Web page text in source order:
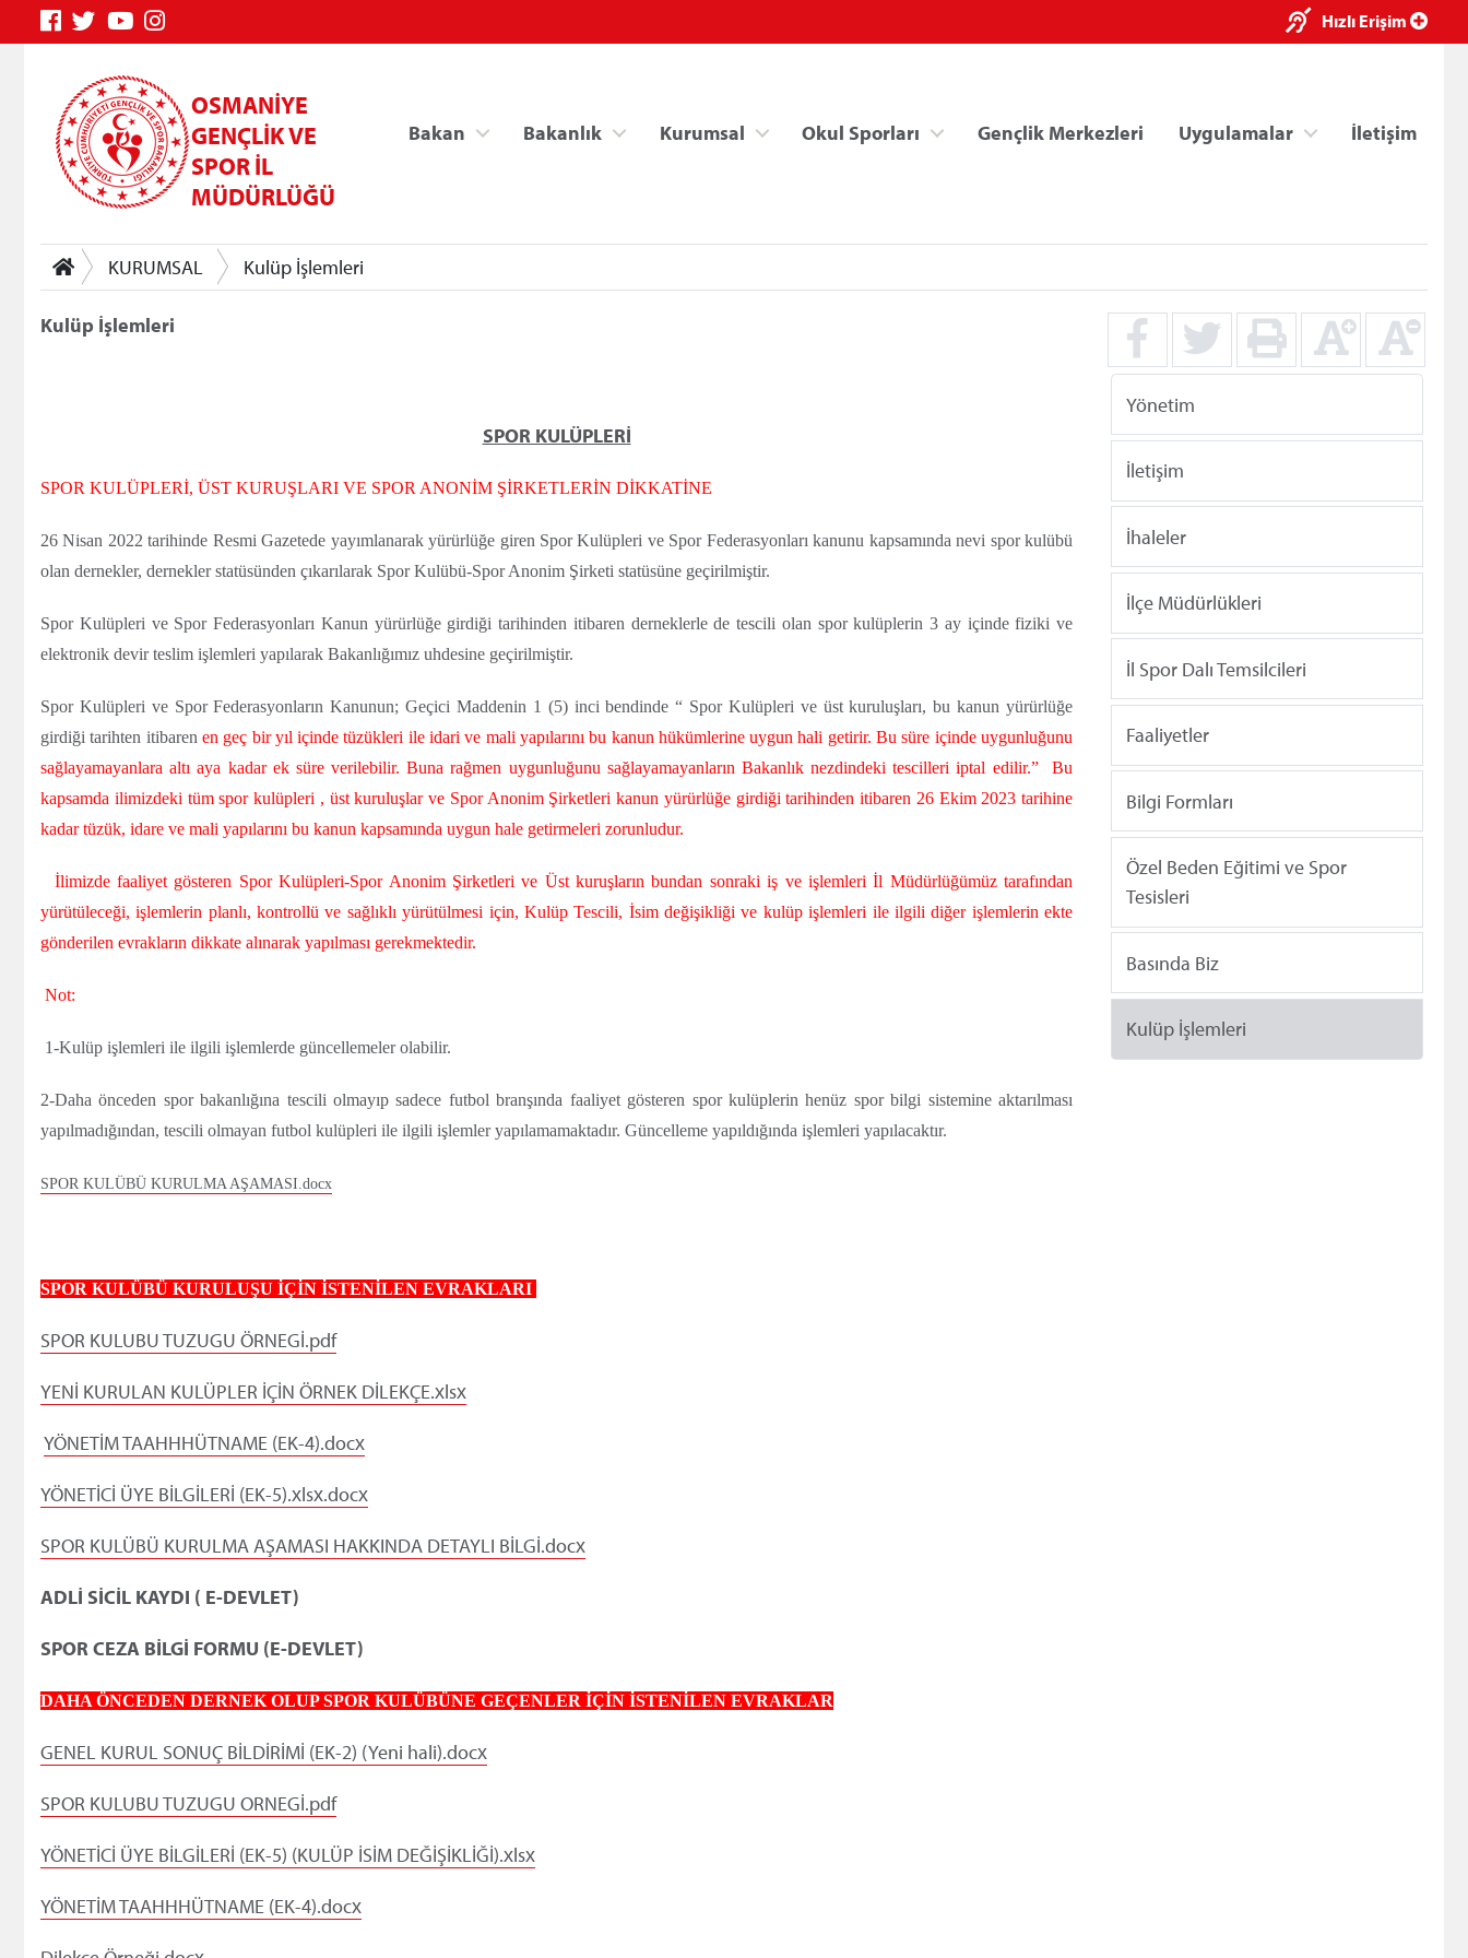
Hızlı Erişim
OSMANİYE
GENÇLİK VE
SPOR İL
MÜDÜRLÜĞÜ
Bakan Bakanlık Kurumsal Okul Sporları Gençlik Merkezleri Uygulamalar İletişim
KURUMSAL Kulüp İşlemleri
Kulüp İşlemleri
SPOR KULÜPLERİ
SPOR KULÜPLERİ, ÜST KURUŞLARI VE SPOR ANONİM ŞİRKETLERİN DİKKATİNE
26 Nisan 2022 tarihinde Resmi Gazetede yayımlanarak yürürlüğe giren Spor Kulüpleri ve Spor Federasyonları kanunu kapsamında nevi spor kulübü
olan dernekler, dernekler statüsünden çıkarılarak Spor Kulübü-Spor Anonim Şirketi statüsüne geçirilmiştir.
Spor Kulüpleri ve Spor Federasyonları Kanun yürürlüğe girdiği tarihinden itibaren derneklerle de tescili olan spor kulüplerin 3 ay içinde fiziki ve
elektronik devir teslim işlemleri yapılarak Bakanlığımız uhdesine geçirilmiştir.
Spor Kulüpleri ve Spor Federasyonların Kanunun; Geçici Maddenin 1 (5) inci bendinde “ Spor Kulüpleri ve üst kuruluşları, bu kanun yürürlüğe
girdiği tarihten itibaren en geç bir yıl içinde tüzükleri ile idari ve mali yapılarını bu kanun hükümlerine uygun hali getirir. Bu süre içinde uygunluğunu
sağlayamayanlaraaltı aya kadar ek süre verilebilir. Buna rağmen uygunluğunu sağlayamayanların Bakanlık nezdindeki tescilleri iptal edilir.” Bu
kapsamda ilimizdeki tüm spor kulüpleri , üst kuruluşlar ve Spor Anonim Şirketleri kanun yürürlüğe girdiği tarihinden itibaren 26 Ekim 2023 tarihine
kadar tüzük, idare ve mali yapılarını bu kanun kapsamında uygun hale getirmeleri zorunludur.
İlimizde faaliyet gösteren Spor Kulüpleri-Spor Anonim Şirketleri ve Üst kuruşların bundan sonraki iş ve işlemleri İl Müdürlüğümüz tarafından
yürütüleceği, işlemlerin planlı, kontrollü ve sağlıklı yürütülmesi için, Kulüp Tescili, İsim değişikliği ve kulüp işlemleri ile ilgili diğer işlemlerin ekte
gönderilen evrakların dikkate alınarak yapılması gerekmektedir.
Not:
1-Kulüp işlemleri ile ilgili işlemlerde güncellemeler olabilir.
2-Daha önceden spor bakanlığına tescili olmayıp sadece futbol branşında faaliyet gösteren spor kulüplerin henüz spor bilgi sistemine aktarılması
yapılmadığından, tescili olmayan futbol kulüpleri ile ilgili işlemler yapılamamaktadır. Güncelleme yapıldığında işlemleri yapılacaktır.
SPOR KULÜBÜ KURULMA AŞAMASI.docx
SPOR KULÜBÜ KURULUŞU İÇİN İSTENİLEN EVRAKLARI
SPOR KULUBU TUZUGU ÖRNEGİ.pdf
YENİ KURULAN KULÜPLER İÇİN ÖRNEK DİLEKÇE.xlsx
YÖNETİM TAAHHHÜTNAME (EK-4).docx
YÖNETİCİ ÜYE BİLGİLERİ (EK-5).xlsx.docx
SPOR KULÜBÜ KURULMA AŞAMASI HAKKINDA DETAYLI BİLGİ.docx
ADLİ SİCİL KAYDI ( E-DEVLET)
SPOR CEZA BİLGİ FORMU (E-DEVLET)
DAHA ÖNCEDEN DERNEK OLUP SPOR KULÜBÜNE GEÇENLER İÇİN İSTENİLEN EVRAKLAR
GENEL KURUL SONUÇ BİLDİRİMİ (EK-2) (Yeni hali).docx
SPOR KULUBU TUZUGU ORNEGİ.pdf
YÖNETİCİ ÜYE BİLGİLERİ (EK-5) (KULÜP İSİM DEĞİŞİKLİĞİ).xlsx
YÖNETİM TAAHHHÜTNAME (EK-4).docx
Yönetim
İletişim
İhaleler
İlçe Müdürlükleri
İl Spor Dalı Temsilcileri
Faaliyetler
Bilgi Formları
Özel Beden Eğitimi ve Spor
Tesisleri
Basında Biz
Kulüp İşlemleri
×